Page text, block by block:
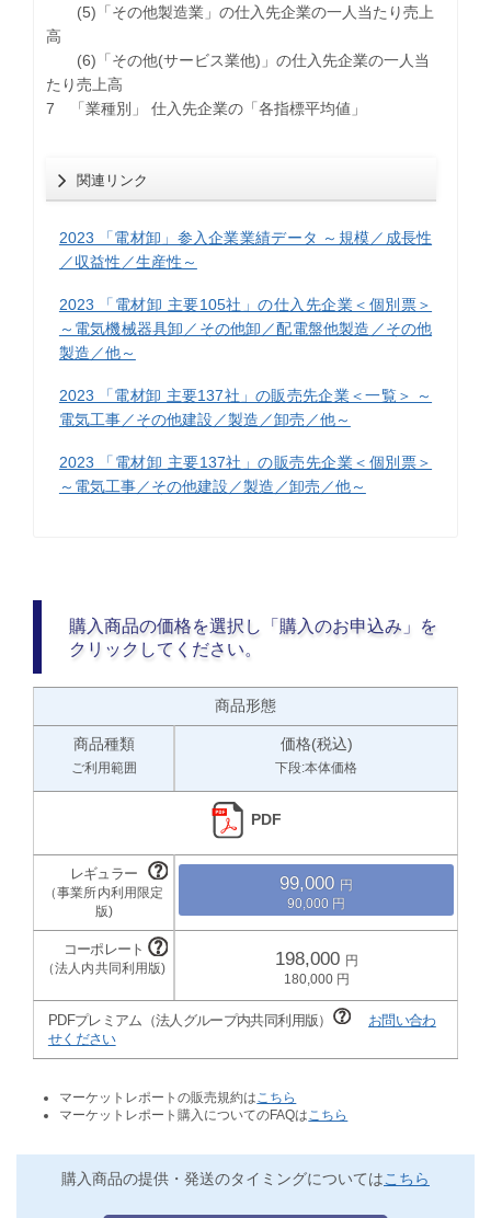
(5)「その他製造業」の仕入先企業の一人当たり売上
高
(6)「その他(サービス業他)」の仕入先企業の一人当
たり売上高
7 「業種別」 仕入先企業の「各指標平均値」
関連リンク
2023 「電材卸」参入企業業績データ ～規模／成長性
／収益性／生産性～
2023 「電材卸 主要105社」の仕入先企業＜個別票＞
～電気機械器具卸／その他卸／配電盤他製造／その他
製造／他～
2023 「電材卸 主要137社」の販売先企業＜一覧＞ ～
電気工事／その他建設／製造／卸売／他～
2023 「電材卸 主要137社」の販売先企業＜個別票＞
～電気工事／その他建設／製造／卸売／他～
購入商品の価格を選択し「購入のお申込み」を
クリックしてください。
商品形態
商品種類
ご利用範囲
価格(税込)
下段:本体価格
PDF
99,000
90,000
198,000
180,000
PDFプレミアム（法人グループ内共同利用版）
お問い合わ
せください
マーケットレポートの販売規約は こちら
マーケットレポート購入についてのFAQは こちら
購入商品の提供・発送のタイミングについてはこちら